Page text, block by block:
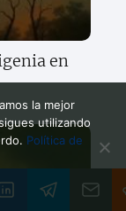
en
la mejor
utilizando
Política de